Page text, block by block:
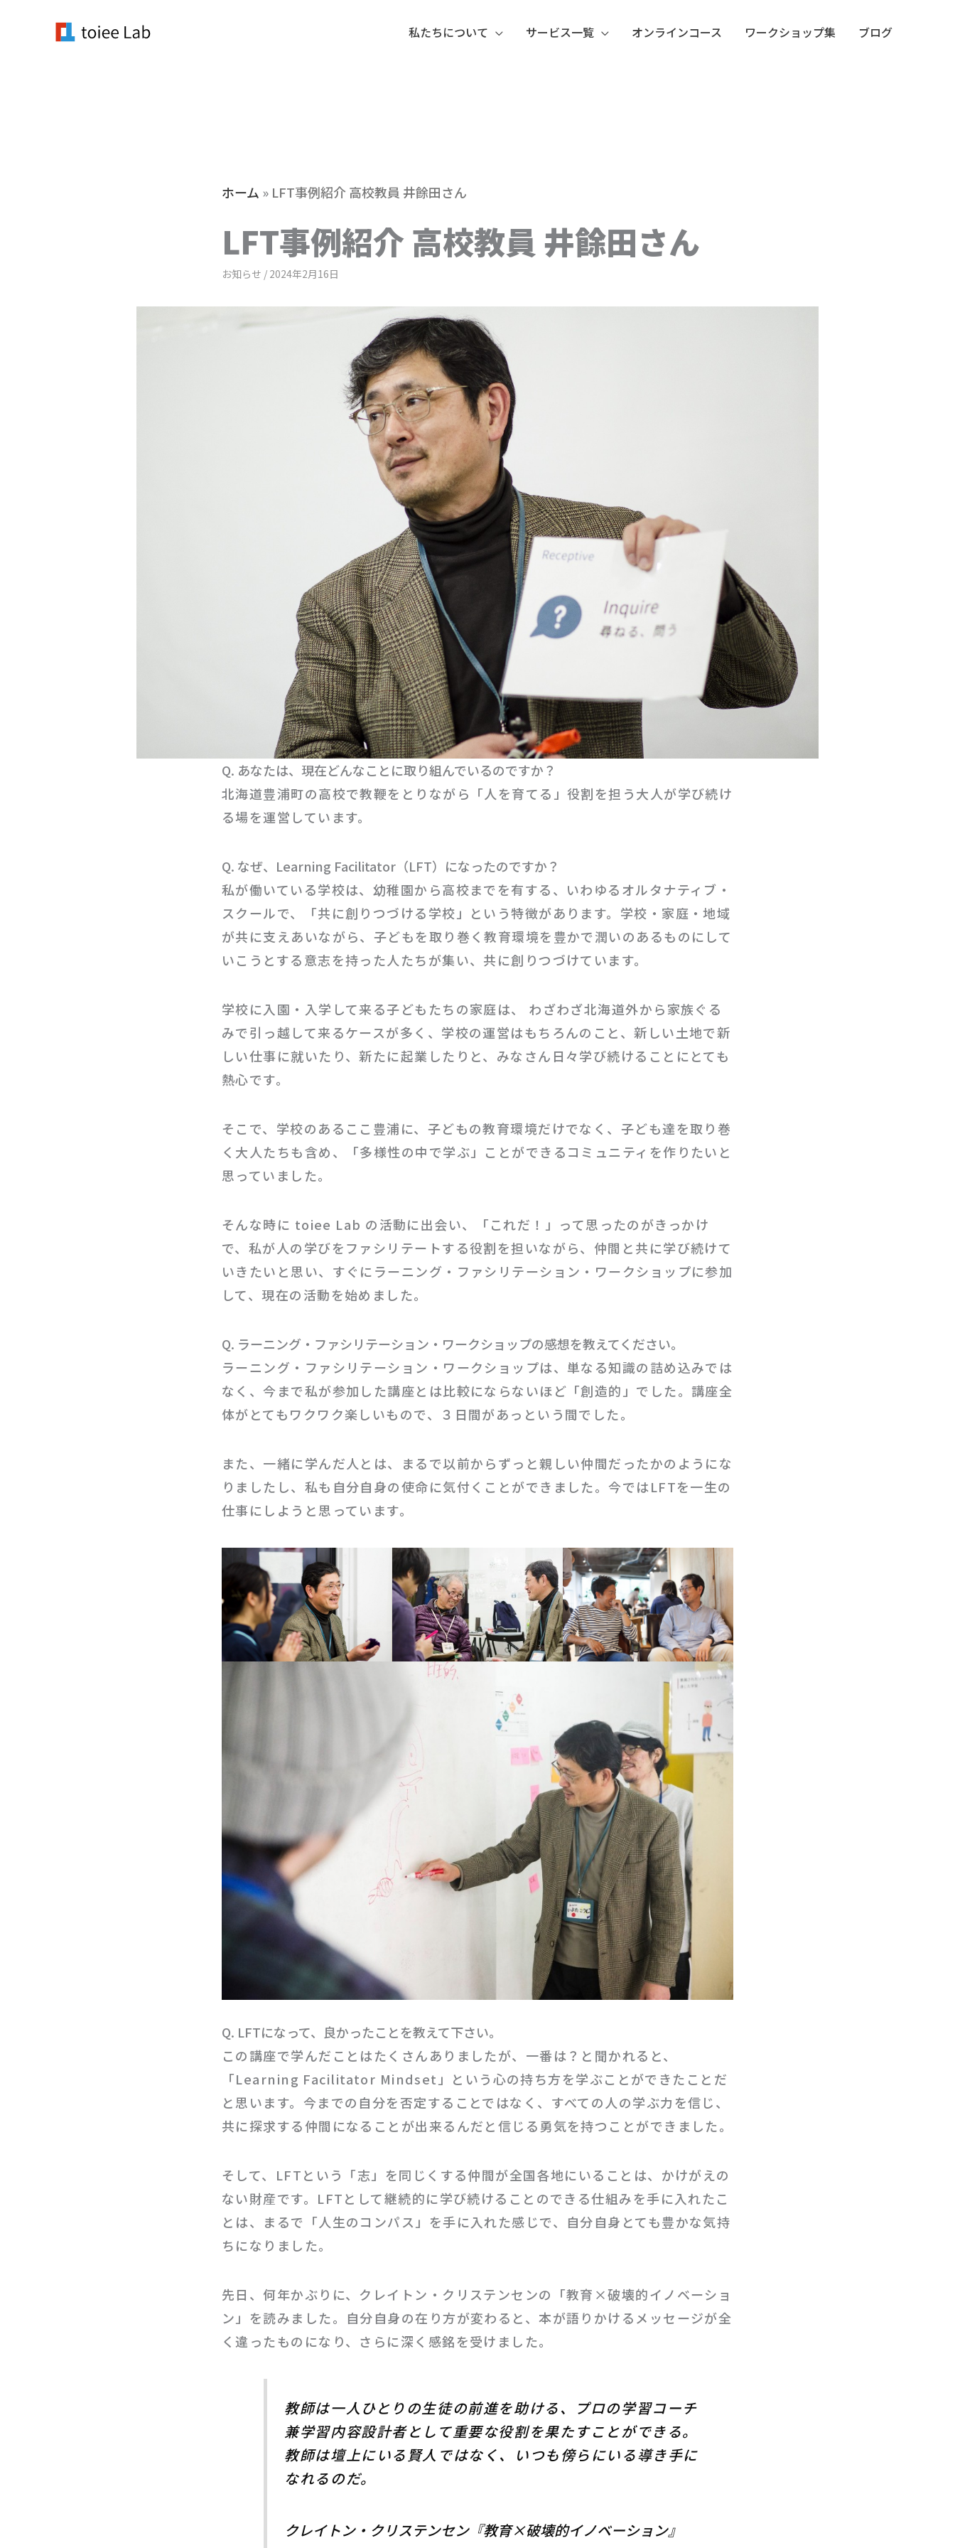
私たちについて サービス一覧 オンラインコース ワークショップ集 ブログ
ホーム » LFT事例紹介 高校教員 井餘田さん
LFT事例紹介 高校教員 井餘田さん
お知らせ / 2024年2月16日
Q. あなたは、現在どんなことに取り組んでいるのですか？
北海道豊浦町の高校で教鞭をとりながら「人を育てる」役割を担う大人が学び続け
る場を運営しています。
Q. なぜ、Learning Facilitator（LFT）になったのですか？
私が働いている学校は、幼稚園から高校までを有する、いわゆるオルタナティブ・
スクールで、「共に創りつづける学校」という特徴があります。学校・家庭・地域
が共に支えあいながら、子どもを取り巻く教育環境を豊かで潤いのあるものにして
いこうとする意志を持った人たちが集い、共に創りつづけています。
学校に入園・入学して来る子どもたちの家庭は、 わざわざ北海道外から家族ぐる
みで引っ越して来るケースが多く、学校の運営はもちろんのこと、新しい土地で新
しい仕事に就いたり、新たに起業したりと、みなさん日々学び続けることにとても
熱心です。
そこで、学校のあるここ豊浦に、子どもの教育環境だけでなく、子ども達を取り巻
く大人たちも含め、「多様性の中で学ぶ」ことができるコミュニティを作りたいと
思っていました。
そんな時に toiee Lab の活動に出会い、「これだ！」って思ったのがきっかけ
で、私が人の学びをファシリテートする役割を担いながら、仲間と共に学び続けて
いきたいと思い、すぐにラーニング・ファシリテーション・ワークショップに参加
して、現在の活動を始めました。
Q. ラーニング・ファシリテーション・ワークショップの感想を教えてください。
ラーニング・ファシリテーション・ワークショップは、単なる知識の詰め込みでは
なく、今まで私が参加した講座とは比較にならないほど「創造的」でした。講座全
体がとてもワクワク楽しいもので、３日間があっという間でした。
また、一緒に学んだ人とは、まるで以前からずっと親しい仲間だったかのようにな
りましたし、私も自分自身の使命に気付くことができました。今ではLFTを一生の
仕事にしようと思っています。
Q. LFTになって、良かったことを教えて下さい。
この講座で学んだことはたくさんありましたが、一番は？と聞かれると、
「Learning Facilitator Mindset」という心の持ち方を学ぶことができたことだ
と思います。今までの自分を否定することではなく、すべての人の学ぶ力を信じ、
共に探求する仲間になることが出来るんだと信じる勇気を持つことができました。
そして、LFTという「志」を同じくする仲間が全国各地にいることは、かけがえの
ない財産です。LFTとして継続的に学び続けることのできる仕組みを手に入れたこ
とは、まるで「人生のコンパス」を手に入れた感じで、自分自身とても豊かな気持
ちになりました。
先日、何年かぶりに、クレイトン・クリステンセンの「教育×破壊的イノベーショ
ン」を読みました。自分自身の在り方が変わると、本が語りかけるメッセージが全
く違ったものになり、さらに深く感銘を受けました。
教師は一人ひとりの生徒の前進を助ける、プロの学習コーチ
兼学習内容設計者として重要な役割を果たすことができる。
教師は壇上にいる賢人ではなく、いつも傍らにいる導き手に
なれるのだ。
クレイトン・クリステンセン『教育×破壊的イノベーション』